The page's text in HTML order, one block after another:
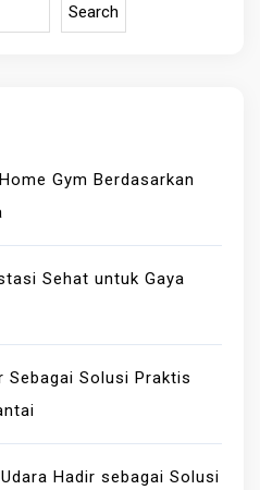
Search
Gym Berdasarkan
Sehat untuk Gaya
Sebagai Solusi Praktis
Hadir sebagai Solusi